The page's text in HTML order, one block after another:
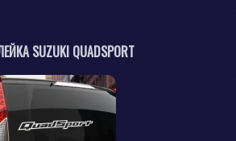
SUZUKI QUADSPORT